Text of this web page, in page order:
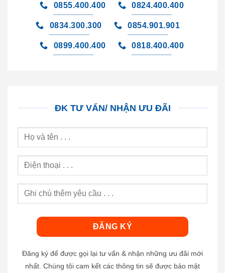
0855.400.400 0824.400.400
0834.300.300 0854.901.901
0899.400.400 0818.400.400
ĐK TƯ VẤN/ NHẬN ƯU ĐÃI
Đăng ký để được gọi lại tư vấn & nhận những ưu đãi mới
nhất. Chúng tôi cam kết các thông tin sẽ được bảo mật